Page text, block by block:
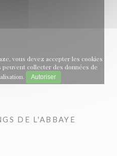
vous devez accepter les cookies
peuvent collecter des données de
Autoriser
DE L'ABBAYE